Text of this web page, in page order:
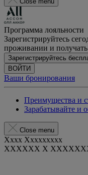
Программа лояльности
Зарегистрируйтесь
проживании и
Зарегистрируйтесь
ВОЙТИ
Ваши бронирования
Преимущества и
Зарабатывайте и
Close menu
Xxxx Xxxxxxxxx
XXXXXX X